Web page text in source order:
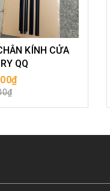
KÍNH CỬA
QQ
MUA HÀNG